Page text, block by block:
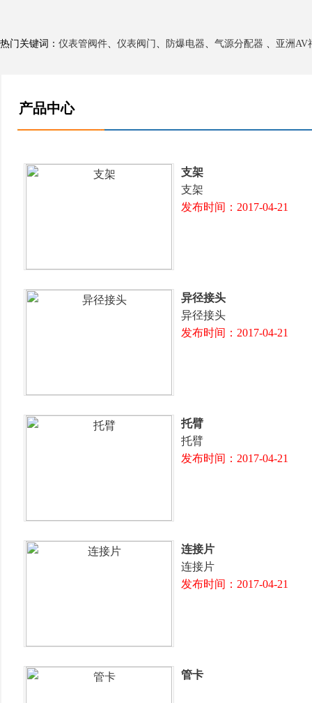
热门关键词： 仪表管阀件、 仪表阀门 、 防爆电器、 气源分配器 、 亚洲AV
产品中心
支架
支架
发布时间：2017-04-21
异径接头
异径接头
发布时间：2017-04-21
托臂
托臂
发布时间：2017-04-21
连接片
连接片
发布时间：2017-04-21
管卡